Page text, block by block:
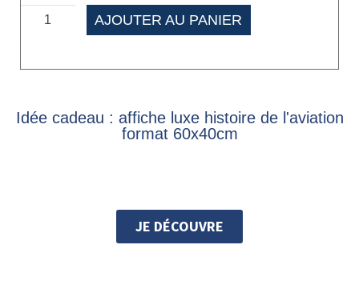
AJOUTER AU PANIER
Idée cadeau : affiche luxe histoire de l'aviation
format 60x40cm
JE DÉCOUVRE